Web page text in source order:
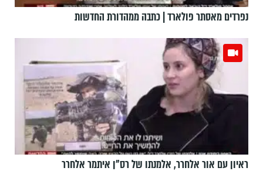
נפרדים מאסתר פולארד | כתבה ממהדורת החדשות
ראיון עם אור אלחרר, אלמנתו של רס"ן איתמר אלחרר